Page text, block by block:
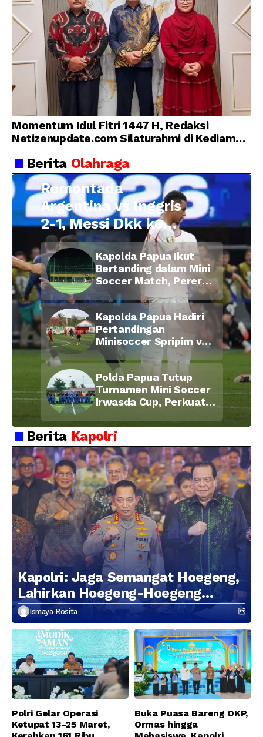
Momentum Idul Fitri 1447 H, Redaksi
Netizenupdate.com Silaturahmi di Kediaman
Berita Olahraga
Remontada
Argentina vs Inggris
2-1, Messi Dkk ke
Final Piala Dunia
2026
Kapolda Papua Ikut
Bertanding dalam Mini
Soccer Match, Pererat
Kebersamaan Personel
di Bulan Ramadan
Kapolda Papua Hadiri
Pertandingan
Minisoccer Spripim vs
Bid Propam, Pererat
Soliditas dan
Kebersamaan Personel
Polda Papua Tutup
Turnamen Mini Soccer
Irwasda Cup, Perkuat
Kebersamaan Personel
Berita Kapolri
Kapolri: Jaga Semangat Hoegeng,
Lahirkan Hoegeng-Hoegeng
Berikutnya
Ismaya Rosita
Polri Gelar Operasi
Ketupat 13-25 Maret,
Buka Puasa Bareng OKP,
Ormas hingga